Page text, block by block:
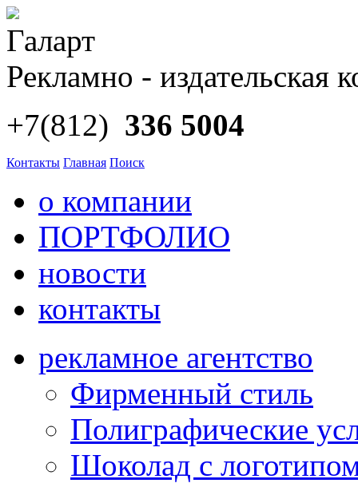
Галарт
Рекламно - издательская
+7(812) 336 5004
Контакты Главная Поиск
о компании
ПОРТФОЛИО
новости
контакты
рекламное агентство
Фирменный стиль
Полиграфические
Шоколад с